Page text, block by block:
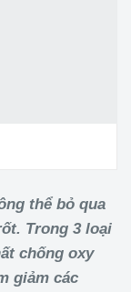
thể bỏ qua
Trong 3 loại
chống oxy
giảm các